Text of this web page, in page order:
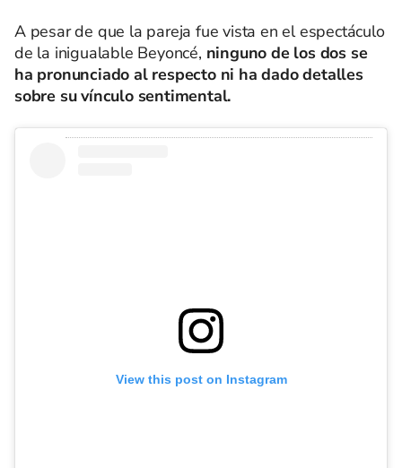
A pesar de que la pareja fue vista en el espectáculo
de la inigualable Beyoncé, ninguno de los dos se
ha pronunciado al respecto ni ha dado detalles
sobre su vínculo sentimental.
View this post on Instagram